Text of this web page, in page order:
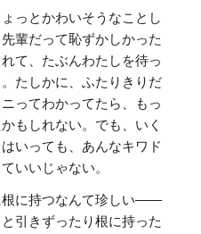
っとかわいそうなことし
輩だって恥ずかしかった
て、たぶんわたしを待っ
たしかに、ふたりきりだ
ってわかってたら、もっ
もしれない。でも、いく
いっても、あんなキワド
いいじゃない。
に持つなんて珍しい――
引きずったり根に持った